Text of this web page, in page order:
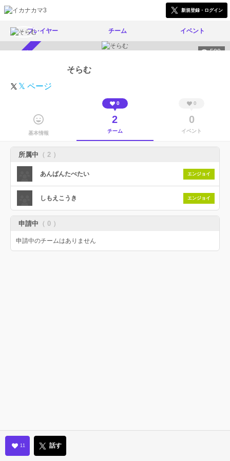
新規登録・ログイン
プレイヤー チーム イベント
500
そらむ
𝕏 ページ
基本情報
0
2
チーム
0
0
イベント
所属中 （ 2 ）
あんぱんたべたい エンジョイ
しもえこうき エンジョイ
申請中 （ 0 ）
申請中のチームはありません
11 話す